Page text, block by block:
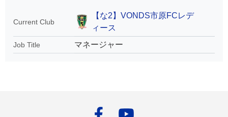
Current Club
【な2】VONDS市原FCレデ
ィース
Job Title マネージャー